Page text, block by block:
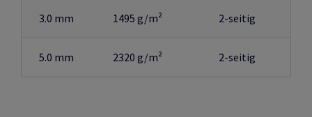
3.0 mm 1495 g/m² 2-seitig
5.0 mm 2320 g/m² 2-seitig